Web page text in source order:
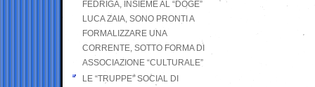
FEDRIGA, INSIEME AL “DOGE”
LUCA ZAIA, SONO PRONTI A
FORMALIZZARE UNA
CORRENTE, SOTTO FORMA DI
ASSOCIAZIONE “CULTURALE”
LE “TRUPPE” SOCIAL DI